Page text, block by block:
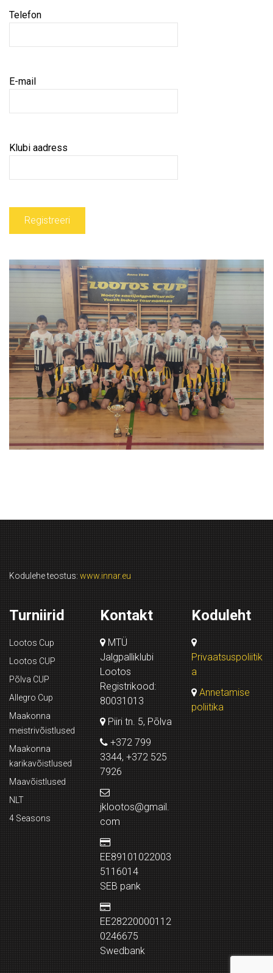
Telefon
E-mail
Klubi aadress
Kodulehe teostus: www.innar.eu
Turniirid
Lootos Cup
Lootos CUP
Põlva CUP
Allegro Cup
Maakonna
meistrivõistlused
Maakonna
karikavõistlused
Maavõistlused
NLT
4 Seasons
Kontakt
MTÜ
Jalgpalliklubi
Lootos
Registrikood:
80031013
Piiri tn. 5, Põlva
+372 799
3344, +372 525
7926
jklootos@gmail.
com
EE89101022003
5116014
SEB pank
EE28220000112
0246675
Swedbank
Koduleht
Privaatsuspoliitik
a
Annetamise
poliitika